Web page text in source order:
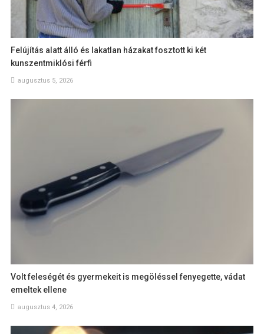
Felújítás alatt álló és lakatlan házakat fosztott ki két
kunszentmiklósi férfi
augusztus 5, 2026
Volt feleségét és gyermekeit is megöléssel fenyegette, vádat
emeltek ellene
augusztus 4, 2026